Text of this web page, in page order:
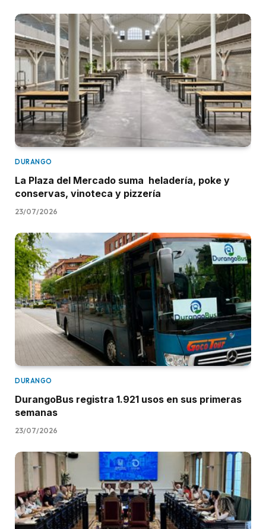
DURANGO
La Plaza del Mercado suma heladería, poke y
conservas, vinoteca y pizzería
23/07/2026
DURANGO
DurangoBus registra 1.921 usos en sus primeras
semanas
23/07/2026